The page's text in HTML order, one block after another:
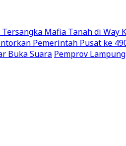
Mafia Tanah di Way
Pemerintah Pusat ke
Buka Suara Pemprov